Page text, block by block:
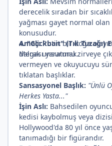
derecelik sıradan bir
yağması gayet normal olan
konusudur.
Amaç:Rutin bir doğa
dalgası yaratmak.
4. "Clickbait" (Tık Tuzağı)
Merak unsurunu zirveye
vermeyen ve okuyucuyu
tıklatan başlıklar.
Sansasyonel Başlık: "Ünlü
Herkes Yasta..."
İşin Aslı: Bahsedilen
kedisi kaybolmuş veya
Hollywood'da 80 yıl önce
tanımadığı bir figürandır.